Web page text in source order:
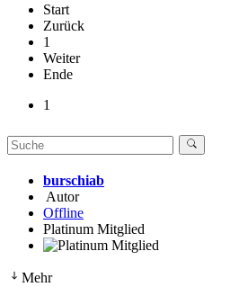
Start
Zurück
1
Weiter
Ende
1
burschiab
Autor
Offline
Platinum Mitglied
Mehr